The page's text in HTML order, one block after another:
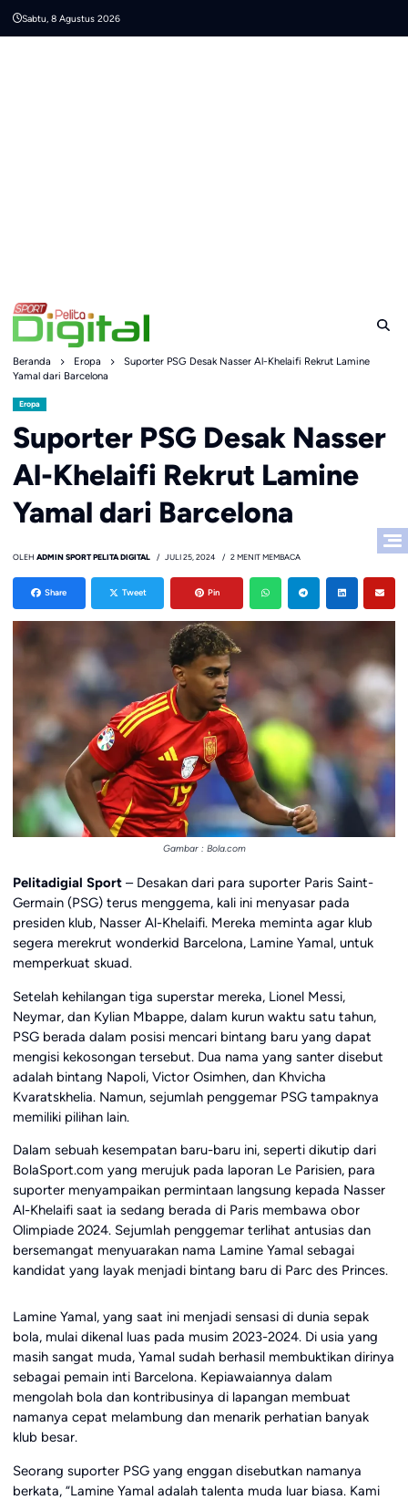
Sabtu, 8 Agustus 2026
Beranda Eropa
Suporter PSG Desak Nasser Al-Khelaifi Rekrut Lamine
Yamal dari Barcelona
Eropa
Suporter PSG Desak Nasser
Al-Khelaifi Rekrut Lamine
Yamal dari Barcelona
OLEH ADMIN SPORT PELITA DIGITAL JULI 25, 2024 2 MENIT MEMBACA
Share Tweet Pin
Gambar : Bola.com
Pelitadigial Sport– Desakan dari para suporter Paris Saint-
Germain (PSG) terus menggema, kali ini menyasar pada
presiden klub, Nasser Al-Khelaifi. Mereka meminta agar klub
segera merekrut wonderkid Barcelona, Lamine Yamal, untuk
memperkuat skuad.
Setelah kehilangan tiga superstar mereka, Lionel Messi,
Neymar, dan Kylian Mbappe, dalam kurun waktu satu tahun,
PSG berada dalam posisi mencari bintang baru yang dapat
mengisi kekosongan tersebut. Dua nama yang santer disebut
adalah bintang Napoli, Victor Osimhen, dan Khvicha
Kvaratskhelia. Namun, sejumlah penggemar PSG tampaknya
memiliki pilihan lain.
Dalam sebuah kesempatan baru-baru ini, seperti dikutip dari
BolaSport.com yang merujuk pada laporan Le Parisien, para
suporter menyampaikan permintaan langsung kepada Nasser
Al-Khelaifi saat ia sedang berada di Paris membawa obor
Olimpiade 2024. Sejumlah penggemar terlihat antusias dan
bersemangat menyuarakan nama Lamine Yamal sebagai
kandidat yang layak menjadi bintang baru di Parc des Princes.
Lamine Yamal, yang saat ini menjadi sensasi di dunia sepak
bola, mulai dikenal luas pada musim 2023-2024. Di usia yang
masih sangat muda, Yamal sudah berhasil membuktikan dirinya
sebagai pemain inti Barcelona. Kepiawaiannya dalam
mengolah bola dan kontribusinya di lapangan membuat
namanya cepat melambung dan menarik perhatian banyak
klub besar.
Seorang suporter PSG yang enggan disebutkan namanya
berkata, “Lamine Yamal adalah talenta muda luar biasa. Kami